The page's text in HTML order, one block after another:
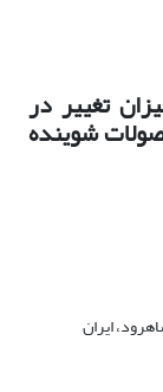
تغییر در
شوینده
ایران